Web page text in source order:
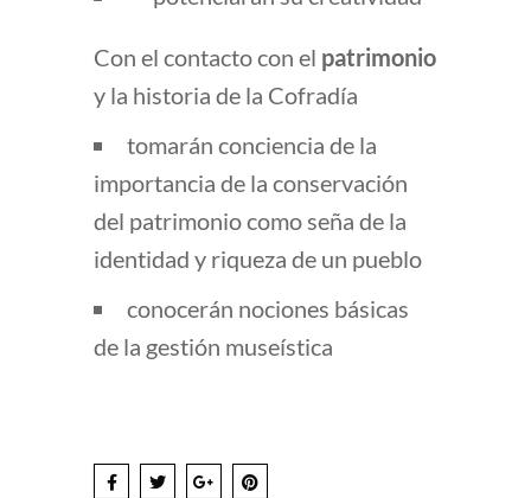
Con el contacto con el patrimonio
y la historia de la Cofradía
tomarán conciencia de la
importancia de la conservación
del patrimonio como seña de la
identidad y riqueza de un pueblo
conocerán nociones básicas
de la gestión museística